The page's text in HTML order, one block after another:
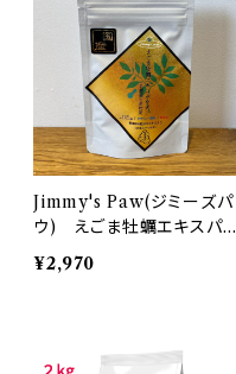
Jimmy's Paw(ジミーズパ
ウ) えごま牡蠣エキスパウ
ダー plus乳酸菌生産物質
¥2,970